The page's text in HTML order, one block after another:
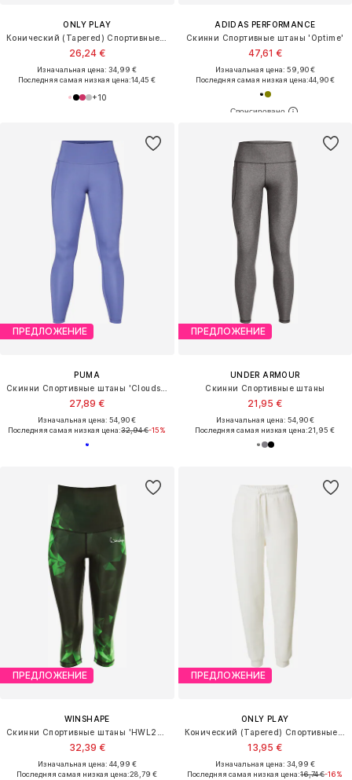
ONLY PLAY
26,24 €
Изначальная цена: 34,99 €
Последняя самая низкая цена:14,45 €
+10
ADIDAS PERFORMANCE
Скинни Спортивные штаны 'Optime'
47,61 €
Изначальная цена: 59,90 €
Последняя самая низкая цена:44,90 €
ПРЕДЛОЖЕНИЕ
PUMA
27,89 €
Изначальная цена: 54,90 €
Последняя самая низкая цена:32,94 €-15%
ПРЕДЛОЖЕНИЕ
UNDER ARMOUR
Скинни Спортивные штаны
21,95 €
Изначальная цена: 54,90 €
Последняя самая низкая цена:21,95 €
ПРЕДЛОЖЕНИЕ
WINSHAPE
32,39 €
Изначальная цена: 44,99 €
Последняя самая низкая цена:28,79 €
ПРЕДЛОЖЕНИЕ
ONLY PLAY
13,95 €
Изначальная цена: 34,99 €
Последняя самая низкая цена:16,74 €-16%